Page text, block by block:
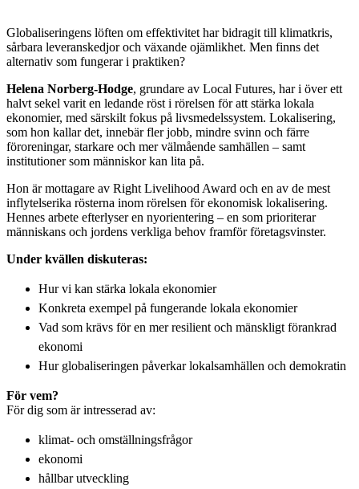
Globaliseringens löften om effektivitet har bidragit till klimatkris,
sårbara leveranskedjor och växande ojämlikhet. Men finns det
alternativ som fungerar i praktiken?
Helena Norberg-Hodge, grundare av Local Futures, har i över ett
halvt sekel varit en ledande röst i rörelsen för att stärka lokala
ekonomier, med särskilt fokus på livsmedelssystem. Lokalisering,
som hon kallar det, innebär fler jobb, mindre svinn och färre
föroreningar, starkare och mer välmående samhällen – samt
institutioner som människor kan lita på.
Hon är mottagare av Right Livelihood Award och en av de mest
inflytelserika rösterna inom rörelsen för ekonomisk lokalisering.
Hennes arbete efterlyser en nyorientering – en som prioriterar
människans och jordens verkliga behov framför företagsvinster.
Under kvällen diskuteras:
Hur vi kan stärka lokala ekonomier
Konkreta exempel på fungerande lokala ekonomier
Vad som krävs för en mer resilient och mänskligt förankrad
ekonomi
Hur globaliseringen påverkar lokalsamhällen och demokratin
För vem?
För dig som är intresserad av:
klimat- och omställningsfrågor
ekonomi
hållbar utveckling